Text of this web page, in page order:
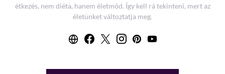
étkezés, nem diéta, hanem életmód. Így kell rá tekinteni, mert az
életünket változtatja meg.